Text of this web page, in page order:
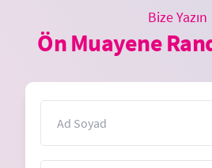
Bize Yazın
Ön Muayene